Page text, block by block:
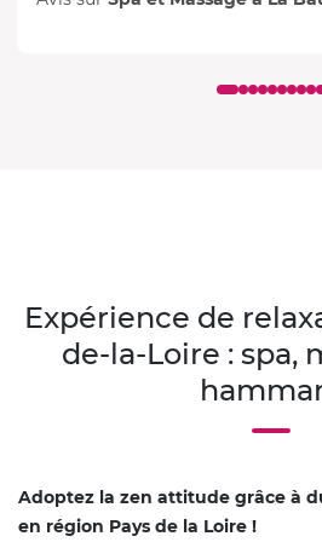
Expérience de
de-la-Loire : spa,
Adoptez la zen attitude grâce à
en région Pays de la Loire !